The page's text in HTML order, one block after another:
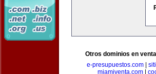
Otros dominios en
e-presupuestos.com
miamiventa.com